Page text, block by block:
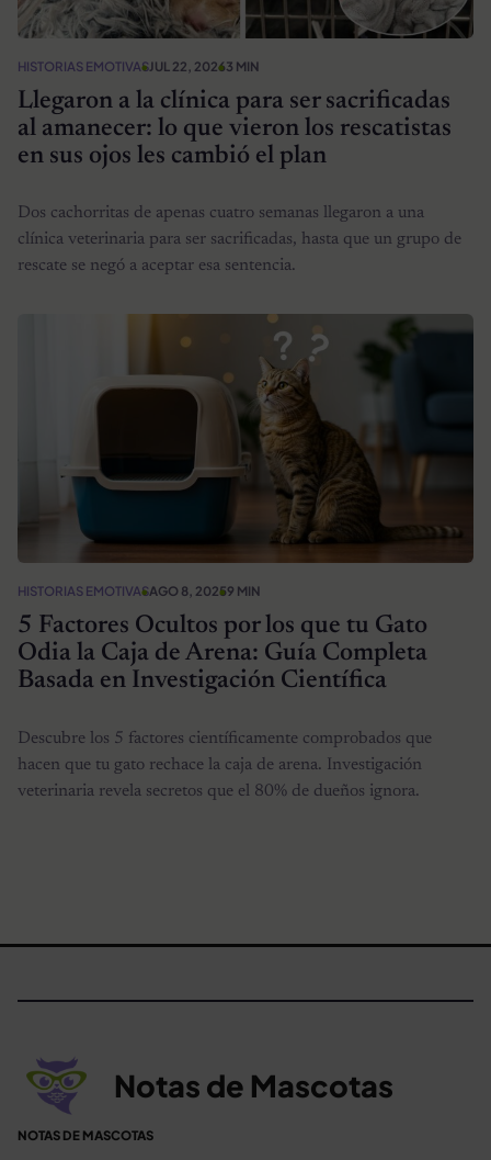
HISTORIAS EMOTIVASJUL 22, 20263 MIN
Llegaron a la clínica para ser sacrificadas
al amanecer: lo que vieron los rescatistas
en sus ojos les cambió el plan
Dos cachorritas de apenas cuatro semanas llegaron a una
clínica veterinaria para ser sacrificadas, hasta que un grupo de
rescate se negó a aceptar esa sentencia.
HISTORIAS EMOTIVASAGO 8, 20259 MIN
5 Factores Ocultos por los que tu Gato
Odia la Caja de Arena: Guía Completa
Basada en Investigación Científica
Descubre los 5 factores científicamente comprobados que
hacen que tu gato rechace la caja de arena. Investigación
veterinaria revela secretos que el 80% de dueños ignora.
Notas de Mascotas
NOTAS DE MASCOTAS